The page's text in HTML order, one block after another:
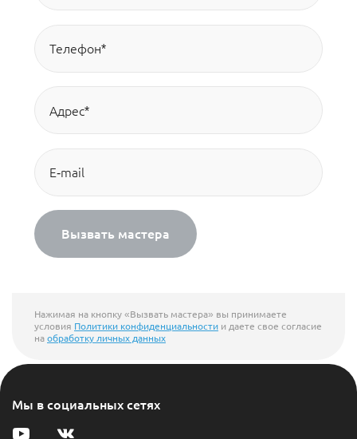
Вызвать мастера
Нажимая на кнопку «Вызвать мастера» вы принимаете
условия Политики конфиденциальности и даете свое согласие
наобработку личных данных
Мы в социальных сетях